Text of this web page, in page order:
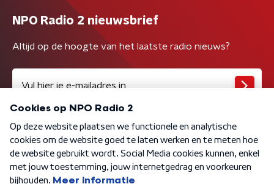
NPO Radio 2 nieuwsbrief
Altijd op de hoogte van het laatste radio nieuws?
Algemene voorwaarden